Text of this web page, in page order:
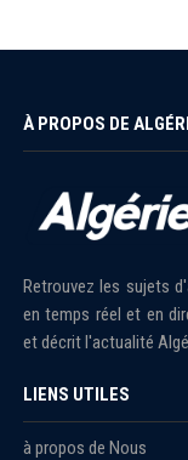
À PROPOS DE
Retrouvez les sujets
en temps réel et en
et décrit l'actualité
LIENS UTILES
à propos de Nous